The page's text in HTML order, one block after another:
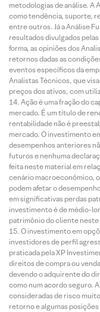
metodologias de análise. A
como tendência, suporte,
entre outros. Já a Análise
resultados divulgados
forma, as opiniões dos
retornos dadas as
eventos específicos da
Analistas Técnicos, que
preços dos ativos, com
Ação é uma fração do
mercado. É um título de
rentabilidade não é
mercado. O investimento
desempenhos anteriores
futuros e nenhuma
feita neste material em
cenário macroeconômico,
podem afetar o
em significativas perdas
investimento é de médio-
patrimônio do cliente
O investimento em
investidores de perfil
praticada pela XP
direitos de compra ou
devendo o adquirente do
como num acordo seguro.
consideradas de risco
retorno e algumas